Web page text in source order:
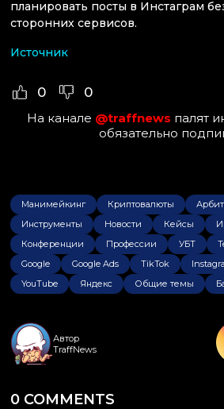
планировать посты в Инстаграм
сторонних сервисов.
Источник
0 0
На канале @traffnews палят
обязательно
Манимейкинг Криптовалюты
Инструменты
Новости Кейсы
Конференции
Профессии УБТ
Google
Google Ads TikTok
YouTube
Яндекс Общие темы
Автор
TraffNews
0 COMMENTS